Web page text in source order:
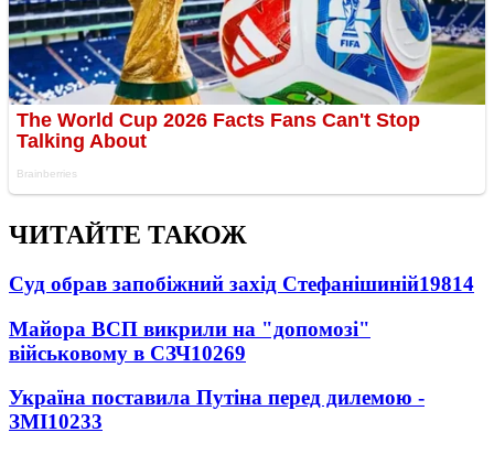
ЧИТАЙТЕ ТАКОЖ
Суд обрав запобіжний захід Стефанішиній19814
Майора ВСП викрили на "допомозі"
військовому в СЗЧ10269
Україна поставила Путіна перед дилемою -
ЗМІ10233